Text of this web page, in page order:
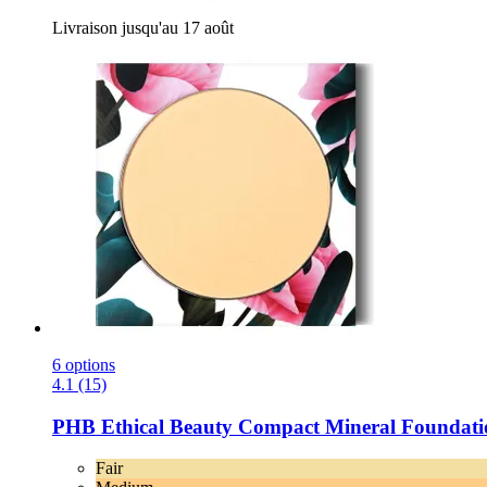
Livraison jusqu'au 17 août
6 options
4.1 (15)
PHB Ethical Beauty Compact Mineral
Fair